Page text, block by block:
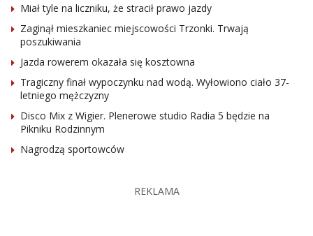
Miał tyle na liczniku, że stracił prawo jazdy
Zaginął mieszkaniec miejscowości Trzonki. Trwają
poszukiwania
Jazda rowerem okazała się kosztowna
Tragiczny finał wypoczynku nad wodą. Wyłowiono ciało 37-
letniego mężczyzny
Disco Mix z Wigier. Plenerowe studio Radia 5 będzie na
Pikniku Rodzinnym
Nagrodzą sportowców
REKLAMA